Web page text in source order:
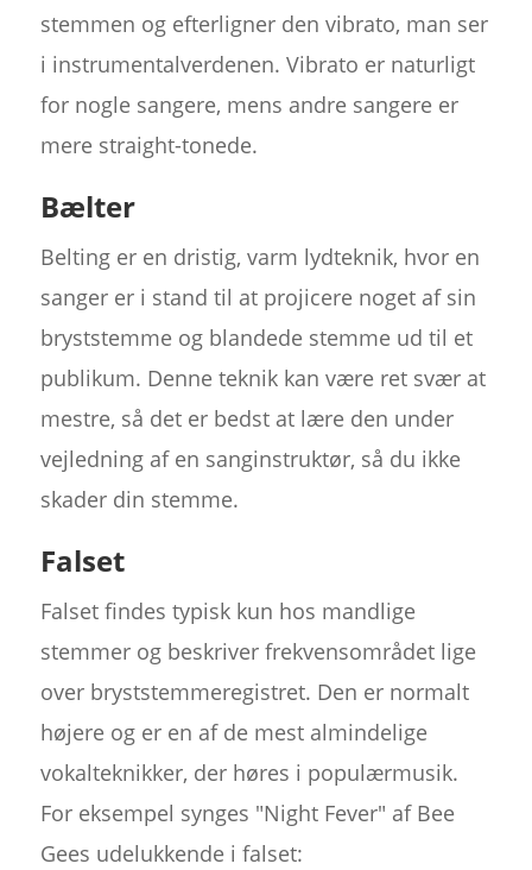
stemmen og efterligner den vibrato, man ser
i instrumentalverdenen. Vibrato er naturligt
for nogle sangere, mens andre sangere er
mere straight-tonede.
Bælter
Belting er en dristig, varm lydteknik, hvor en
sanger er i stand til at projicere noget af sin
bryststemme og blandede stemme ud til et
publikum. Denne teknik kan være ret svær at
mestre, så det er bedst at lære den under
vejledning af en sanginstruktør, så du ikke
skader din stemme.
Falset
Falset findes typisk kun hos mandlige
stemmer og beskriver frekvensområdet lige
over bryststemmeregistret. Den er normalt
højere og er en af de mest almindelige
vokalteknikker, der høres i populærmusik.
For eksempel synges "Night Fever" af Bee
Gees udelukkende i falset: